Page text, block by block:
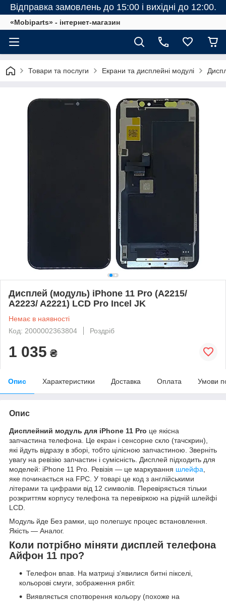
Відправка замовлень до 15:00 і вихідні до 12:00.
«Mobiparts» - інтернет-магазин
Товари та послуги Екрани та дисплейні модулі
Дисплей (модуль) iPhone 11 Pro (A2215/
A2223/ A2221) LCD Pro Incel JK
Немає в наявності
Код: 2000002363804
Роздріб
1 035 ₴
Опис Характеристики Доставка Оплата Умови
Опис
Дисплейний модуль для iPhone 11 Pro це якісна
запчастина телефона. Це екран і сенсорне скло (тачскрин),
які йдуть відразу в зборі, тобто цілісною запчастиною. Зверніть
увагу на ревізію запчастин і сумісність. Дисплей підходить для
моделей: iPhone 11 Pro. Ревізія — це маркування шлейфа
яке починається на FPC. У товарі це код з англійськими
літерами та цифрами від 12 символів. Перевіряється тільки
розкриттям корпусу телефона та перевіркою на рідній шлейфі
LCD.
Модуль йде Без рамки, що полегшує процес встановлення.
Якість — Аналог.
Коли потрібно міняти дисплей телефона
Айфон 11 про?
Телефон впав. На матриці з'явилися битні пікселі,
кольорові смуги, зображення рябіт.
Виявляється спотворення кольору (похоже на